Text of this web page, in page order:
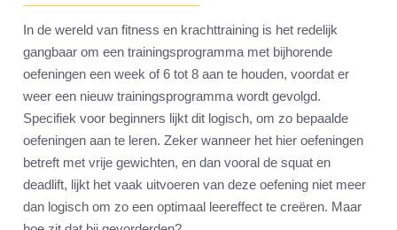
In de wereld van fitness en krachttraining is het redelijk
gangbaar om een trainingsprogramma met bijhorende
oefeningen een week of 6 tot 8 aan te houden, voordat er
weer een nieuw trainingsprogramma wordt gevolgd.
Specifiek voor beginners lijkt dit logisch, om zo bepaalde
oefeningen aan te leren. Zeker wanneer het hier oefeningen
betreft met vrije gewichten, en dan vooral de squat en
deadlift, lijkt het vaak uitvoeren van deze oefening niet meer
dan logisch om zo een optimaal leereffect te creëren. Maar